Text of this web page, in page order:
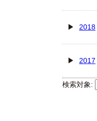
2018
2017
検索対象: